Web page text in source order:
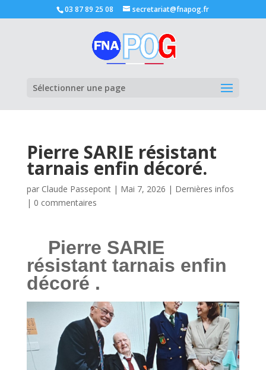
03 87 89 25 08 secretariat@fnapog.fr
Sélectionner une page
Pierre SARIE résistant
tarnais enfin décoré.
par Claude Passepont| Mai 7, 2026 | Dernières infos
| 0 commentaires
Pierre SARIE
résistant tarnais enfin
décoré .